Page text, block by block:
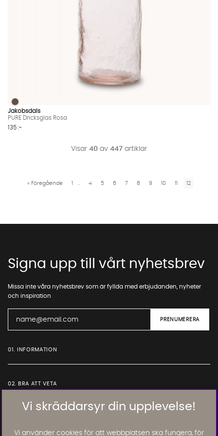
PURE Dricksglas Rosa Finns även i dessa färger:
PURE Dricksglas Rosa
Jakobsdals
PURE Dricksglas Rosa
135 :-
Visar 40 av 447 artiklar
« Föregående .. 4 5 6 7 8 9 10 12
Vi skräddarsyr din upplevelse!
Vi använder cookies för att webbplatsen ska fungera, för
Signa upp till vårt nyhetsbrev
Missa inte våra nyhetsbrev som är fyllda med erbjudanden, nyheter
och inspiration
01. INFORMATION
02. BRA ATT VETA